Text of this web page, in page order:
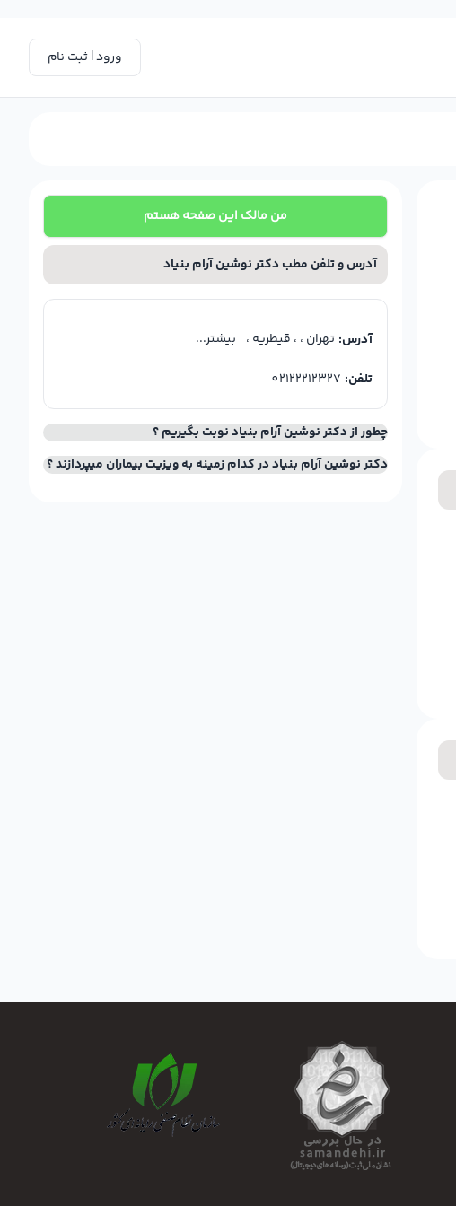
ورود | ثبت نام
من مالک این صفحه هستم
آدرس و تلفن مطب دکتر نوشین آرام بنیاد
آدرس: تهران ، ، قیطریه ، بیشتر...
تلفن: 02122212327
چطور از دکتر نوشین آرام بنیاد نوبت بگیریم ؟
دکتر نوشین آرام بنیاد در کدام زمینه به ویزیت بیماران میپردازند ؟